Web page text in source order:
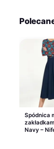
Spódnica
Navy –